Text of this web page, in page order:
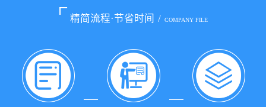
精简流程·节省时间 / COMPANY FILE